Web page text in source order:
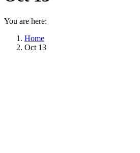
You are here:
Home
Oct 13